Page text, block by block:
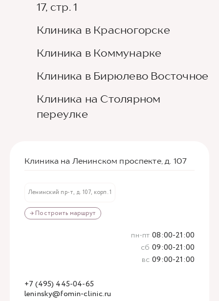
17, стр. 1
Клиника в Красногорске
Клиника в Коммунарке
Клиника в Бирюлево Восточное
Клиника на Столярном
переулке
Клиника на Ленинском проспекте, д. 107
Ленинский пр-т, д. 107, корп. 1
→ Построить маршрут
leninsky@fomin-clinic.ru
+7 (495) 445-04-65
пн-пт 08:00-21:00
сб 09:00-21:00
вс 09:00-21:00